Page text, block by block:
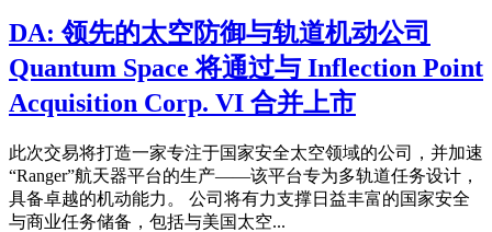
DA: 领先的太空防御与轨道机动公司
Quantum Space 将通过与 Inflection Point
Acquisition Corp. VI 合并上市
此次交易将打造一家专注于国家安全太空领域的公司，并加速
“Ranger”航天器平台的生产——该平台专为多轨道任务设计，
具备卓越的机动能力。 公司将有力支撑日益丰富的国家安全
与商业任务储备，包括与美国太空...